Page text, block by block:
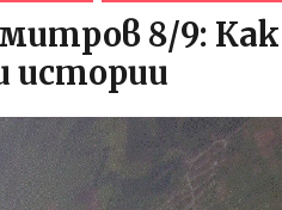
8/9: Как
истории